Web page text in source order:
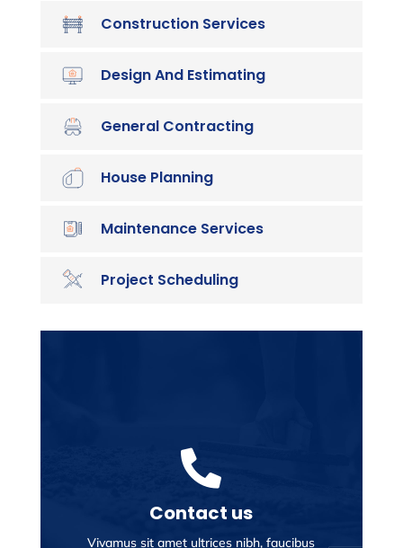
Construction Services
Design And Estimating
General Contracting
House Planning
Maintenance Services
Project Scheduling

Contact us
Vivamus sit amet ultrices nibh, faucibus